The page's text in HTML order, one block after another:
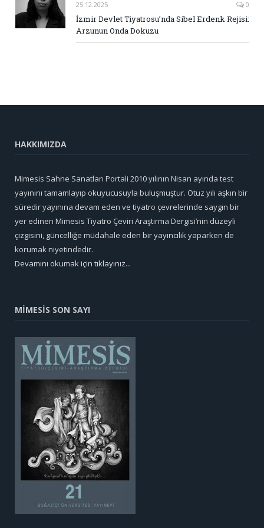
25.12.2025 0
İzmir Devlet Tiyatrosu’nda Sibel Erdenk Rejisi:
Arzunun Onda Dokuzu
HAKKIMIZDA
Mimesis Sahne Sanatları Portali 2010 yılının Nisan ayında test
yayınını tamamlayıp okuyucusuyla buluşmuştur. Otuz yılı aşkın bir
süredir yayınına devam eden ve tiyatro çevrelerinde saygın bir
yer edinen Mimesis Tiyatro Çeviri Araştırma Dergisi’nin düzeyli
çizgisini, güncelliğe müdahale eden bir yayıncılık yaparken de
korumak niyetindedir.
Devamını okumak için tıklayınız...
MİMESİS SON SAYI